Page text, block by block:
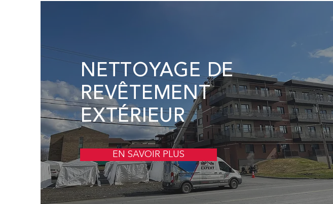
NETTOYAGE DE
REVÊTEMENT
EXTÉRIEUR
EN SAVOIR PLUS